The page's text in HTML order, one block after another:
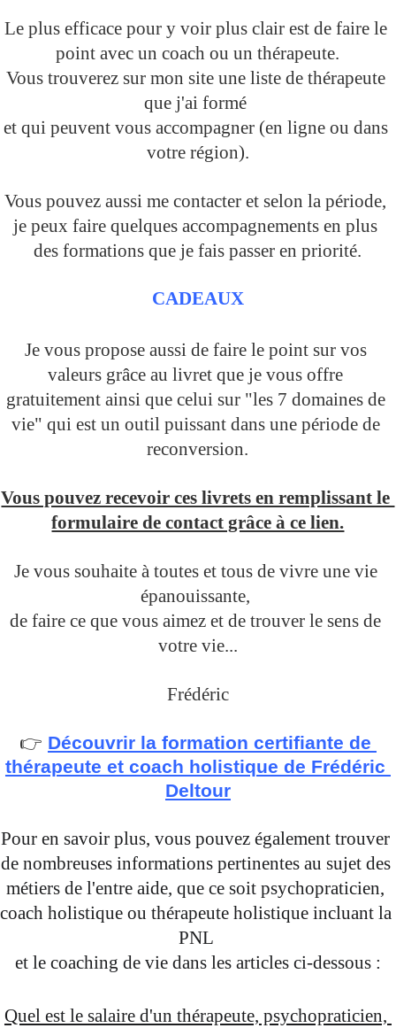
Le plus efficace pour y voir plus clair est de faire le
point avec un coach ou un thérapeute.
Vous trouverez sur mon site une liste de thérapeute
que j'ai formé
et qui peuvent vous accompagner (en ligne ou dans
votre région).
Vous pouvez aussi me contacter et selon la période,
je peux faire quelques accompagnements en plus
des formations que je fais passer en priorité.
CADEAUX
Je vous propose aussi de faire le point sur vos
valeurs grâce au livret que je vous offre
gratuitement ainsi que celui sur "les 7 domaines de
vie" qui est un outil puissant dans une période de
reconversion.
Vous pouvez recevoir ces livrets en remplissant le
formulaire de contact grâce à ce lien.
Je vous souhaite à toutes et tous de vivre une vie
épanouissante,
de faire ce que vous aimez et de trouver le sens de
votre vie...
Frédéric
👉 Découvrir la formation certifiante de
thérapeute et coach holistique de Frédéric
Deltour
Pour en savoir plus, vous pouvez également trouver
de nombreuses informations pertinentes au sujet des
métiers de l'entre aide, que ce soit psychopraticien,
coach holistique ou thérapeute holistique incluant la
PNL
et le coaching de vie dans les articles ci-dessous :
Quel est le salaire d'un thérapeute, psychopraticien,